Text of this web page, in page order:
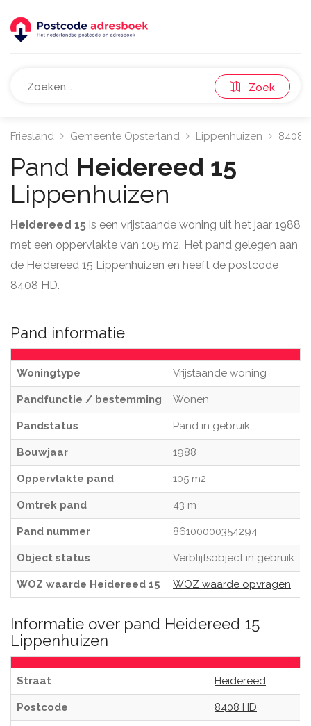
Zoek
Friesland Gemeente Opsterland Lippenhuizen 8408
Pand Heidereed 15
Lippenhuizen
Heidereed 15 is een vrijstaande woning uit het jaar 1988
met een oppervlakte van 105 m2. Het pand gelegen aan
de Heidereed 15 Lippenhuizen en heeft de postcode
8408 HD.
Pand informatie
Woningtype Vrijstaande woning
Pandfunctie / bestemming Wonen
Pandstatus Pand in gebruik
Bouwjaar 1988
Oppervlakte pand 105 m2
Omtrek pand 43 m
Pand nummer 86100000354294
Object status Verblijfsobject in gebruik
WOZ waarde Heidereed 15 WOZ waarde opvragen
Informatie over pand Heidereed 15
Lippenhuizen
Straat Heidereed
Postcode 8408 HD